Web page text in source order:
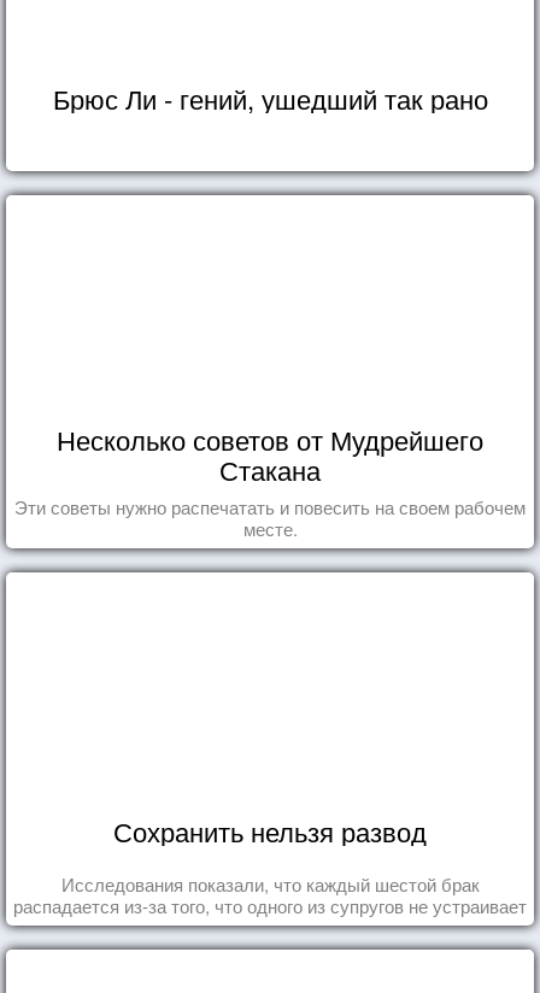
Брюс Ли - гений, ушедший так рано
Несколько советов от Мудрейшего
Стакана
Эти советы нужно распечатать и повесить на своем рабочем
месте.
Сохранить нельзя развод
Исследования показали, что каждый шестой брак
распадается из-за того, что одного из супругов не устраивает
та роль, которая выпала ему в семье.